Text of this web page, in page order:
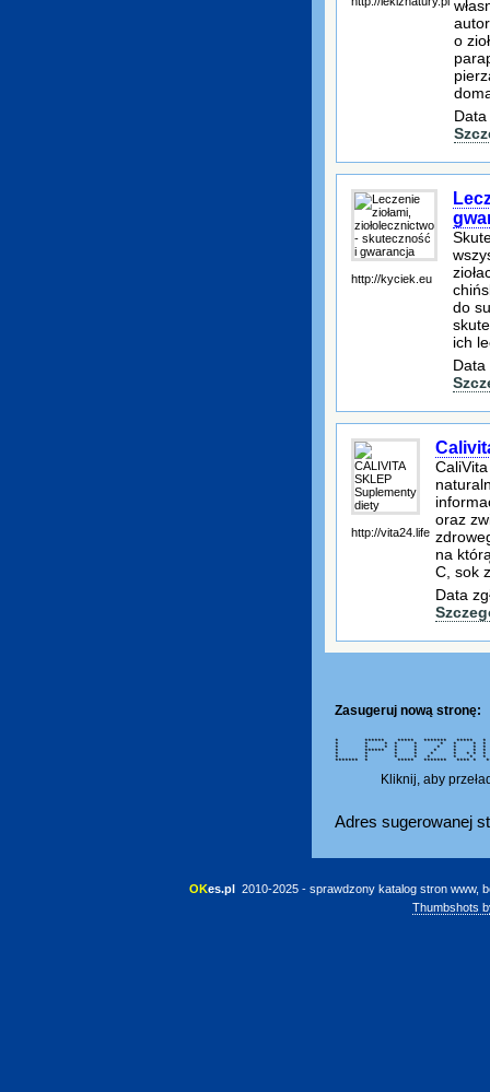
o
http://kyciek.eu
do
ich
Data
http://vita24.life
oraz
na
C, sok
Data
Zasugeruj nową stronę:
* ****** ***** *******
* * * * * * * * *
* * * * * * * * *
* ****** * * * * * *
* * * * * * * * *
* * * * * * * *
******* * ***** ******* **** *
Kliknij, aby
Adres sugerowanej
OKes.pl 2010-2025 - sprawdzony katalog stron www,
Thumbshots